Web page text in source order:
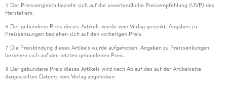
5 Der Preisvergleich bezieht sich auf die unverbindliche Preisempfehlung (UVP) des
Herstellers.
6 Der gebundene Preis dieses Artikels wurde vom Verlag gesenkt. Angaben zu
Preissenkungen beziehen sich auf den vorherigen Preis.
7 Die Preisbindung dieses Artikels wurde aufgehoben. Angaben zu Preissenkungen
beziehen sich auf den letzten gebundenen Preis.
8 Der gebundene Preis dieses Artikels wird nach Ablauf des auf der Artikelseite
dargestellten Datums vom Verlag angehoben.